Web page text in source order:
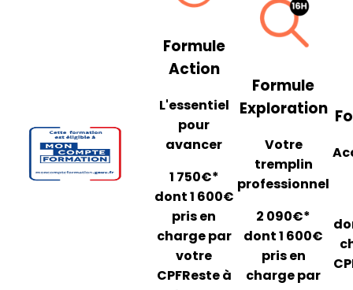
Formule
Action
L'essentiel
pour
avancer
1 750€*
dont 1 600€
pris en
charge par
votre
CPFReste à
Formule
Exploration
Votre
tremplin
professionnel
2 090€*
dont 1 600€
pris en
charge par